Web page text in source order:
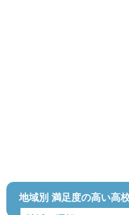
地域別 満足度の高い高